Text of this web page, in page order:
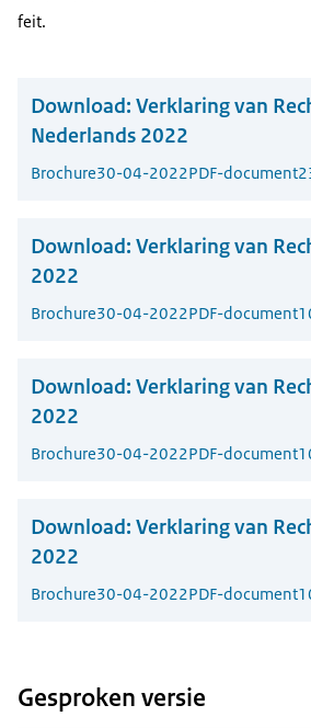
feit.
Download: Verklaring van
Nederlands 2022
Brochure30-04-2022PDF-document
Download: Verklaring van
2022
Brochure30-04-2022PDF-document
Download: Verklaring van
2022
Brochure30-04-2022PDF-document
Download: Verklaring van
2022
Brochure30-04-2022PDF-document
Gesproken versie